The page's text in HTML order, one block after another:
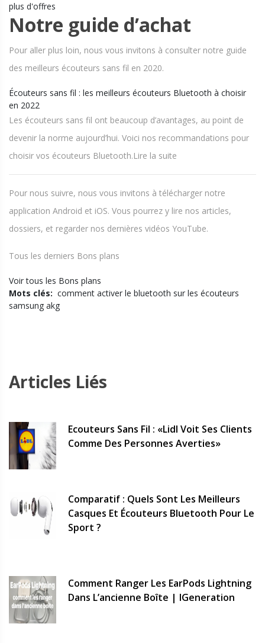
plus d'offres
Notre guide d’achat
Pour aller plus loin, nous vous invitons à consulter notre guide
des meilleurs écouteurs sans fil en 2020.
Écouteurs sans fil : les meilleurs écouteurs Bluetooth à choisir
en 2022
Les écouteurs sans fil ont beaucoup d’avantages, au point de
devenir la norme aujourd’hui. Voici nos recommandations pour
choisir vos écouteurs Bluetooth.Lire la suite
Pour nous suivre, nous vous invitons à télécharger notre
application Android et iOS. Vous pourrez y lire nos articles,
dossiers, et regarder nos dernières vidéos YouTube.
Tous les derniers Bons plans
Voir tous les Bons plans
Mots clés: comment activer le bluetooth sur les écouteurs
samsung akg
Articles Liés
Ecouteurs Sans Fil : «Lidl Voit Ses Clients
Comme Des Personnes Averties»
Comparatif : Quels Sont Les Meilleurs
Casques Et Écouteurs Bluetooth Pour Le
Sport ?
Comment Ranger Les EarPods Lightning
Dans L’ancienne Boîte | IGeneration